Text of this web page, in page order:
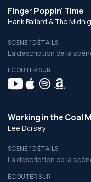
Finger Poppin' Time
Hank Ballard & The
SCÈNE / DÉTAILS
La description de la
ÉCOUTER SUR
Working in the Coal
Lee Dorsey
SCÈNE / DÉTAILS
La description de la
ÉCOUTER SUR